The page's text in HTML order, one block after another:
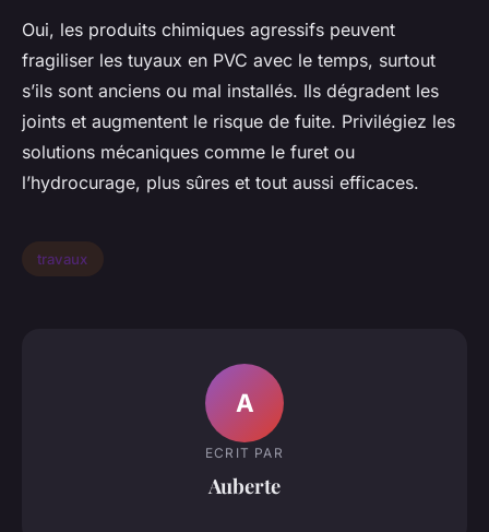
Oui, les produits chimiques agressifs peuvent
fragiliser les tuyaux en PVC avec le temps, surtout
s’ils sont anciens ou mal installés. Ils dégradent les
joints et augmentent le risque de fuite. Privilégiez les
solutions mécaniques comme le furet ou
l’hydrocurage, plus sûres et tout aussi efficaces.
travaux
A
ECRIT PAR
Auberte